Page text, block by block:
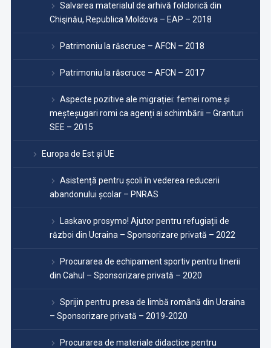
Salvarea materialul de arhivă folclorică din
Chişinău, Republica Moldova – EAP – 2018
Patrimoniu la răscruce – AFCN – 2018
Patrimoniu la răscruce – AFCN – 2017
Aspecte pozitive ale migrației: femei rome și
meșteșugari romi ca agenți ai schimbării – Granturi
SEE – 2015
Europa de Est și UE
Asistență pentru școli în vederea reducerii
abandonului școlar – PNRAS
Laskavo prosymo! Ajutor pentru refugiații de
război din Ucraina – Sponsorizare privată – 2022
Procurarea de echipament sportiv pentru tinerii
din Cahul – Sponsorizare privată – 2020
Sprijin pentru presa de limbă română din Ucraina
– Sponsorizare privată – 2019-2020
Procurarea de materiale didactice pentru